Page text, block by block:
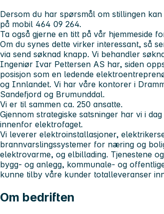
Dersom du har spørsmål om stillingen
på mobil 464 09 264.
Ta også gjerne en titt på vår hjemmeside
Om du synes dette virker interessant, så
via send søknad knapp. Vi behandler
Ingeniør Ivar Pettersen AS har, siden
posisjon som en ledende
og Innlandet. Vi har våre kontorer i
Sandefjord og Brumunddal.
Vi er til sammen ca. 250 ansatte.
Gjennom strategiske satsninger har vi i
innenfor elektrofaget.
Vi leverer elektroinstallasjoner,
brannvarslingssystemer for næring og
elektrovarme, og elbillading. Tjenestene
bygg- og anlegg, kommunale- og
kunne tilby våre kunder totalleveranser
Om bedriften